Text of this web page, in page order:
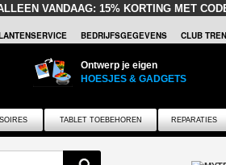
VANDAAG: 15% KORTING MET
BEDRIJFSGEGEVENS CLUB
Ontwerp je eigen
HOESJES & GADGETS
TABLET TOEBEHOREN REPARATIES